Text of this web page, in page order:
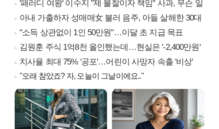
'패러디 여왕' 이수지 "제 불찰이자 책임" 사과, 무슨 일
아내 가출하자 성매매女 불러 음주, 아들 살해한 30대
"소득 상관없이 1인 50만원"…이달 초 지급 목표
김원훈 주식 1억8천 올인했는데…현실은 '-2,400만원'
치사율 최대 75% '공포'…어린이 사망자 속출 '비상'
"오래 참았죠? 자, 오늘이 그날이에요.."